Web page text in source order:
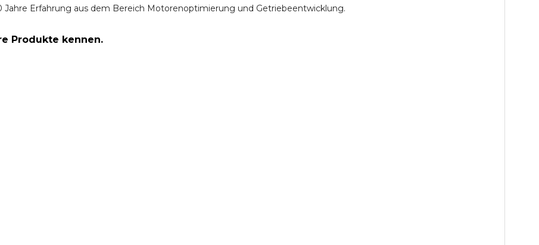
Jahre Erfahrung aus dem Bereich Motorenoptimierung und Getriebeentwicklung.
Produkte kennen.